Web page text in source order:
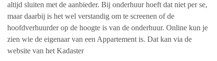
altijd sluiten met de aanbieder. Bij onderhuur hoeft dat niet per se,
maar daarbij is het wel verstandig om te screenen of de
hoofdverhuurder op de hoogte is van de onderhuur. Online kun je
zien wie de eigenaar van een Appartement is. Dat kan via de
website van het Kadaster